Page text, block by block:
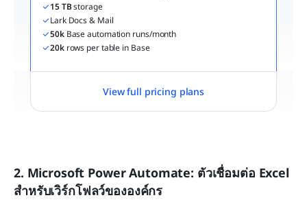
15 TB storage
Lark Docs & Mail
50k Base automation runs/month
20k rows per table in Base
View full pricing plans
2. Microsoft Power Automate: ตัวเชื่อมต่อ Excel
สำหรับเวิร์กโฟลว์ขององค์กร